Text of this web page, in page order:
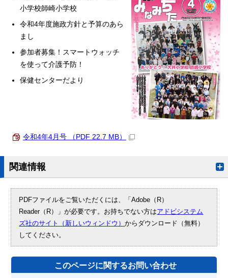
小学校師崎小学校
令和4年度施政方針と予算のあら
まし
参加者募集！スマートウォッチ
を使って介護予防！
保健センターだより
令和4年4月号 （PDF 22.7 MB）
関連情報
PDFファイルをご覧いただくには、「Adobe（R）
Reader（R）」が必要です。お持ちでない方はアドビシステム
ズ社のサイト（新しいウィンドウ）からダウンロード（無料）
してください。
このページに関するお問い合わせ